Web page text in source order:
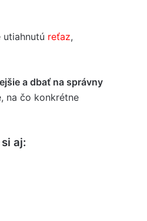
reťaz,
a dbať na správny
na čo konkrétne
aj: